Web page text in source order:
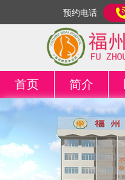
预约电话
首页 简介